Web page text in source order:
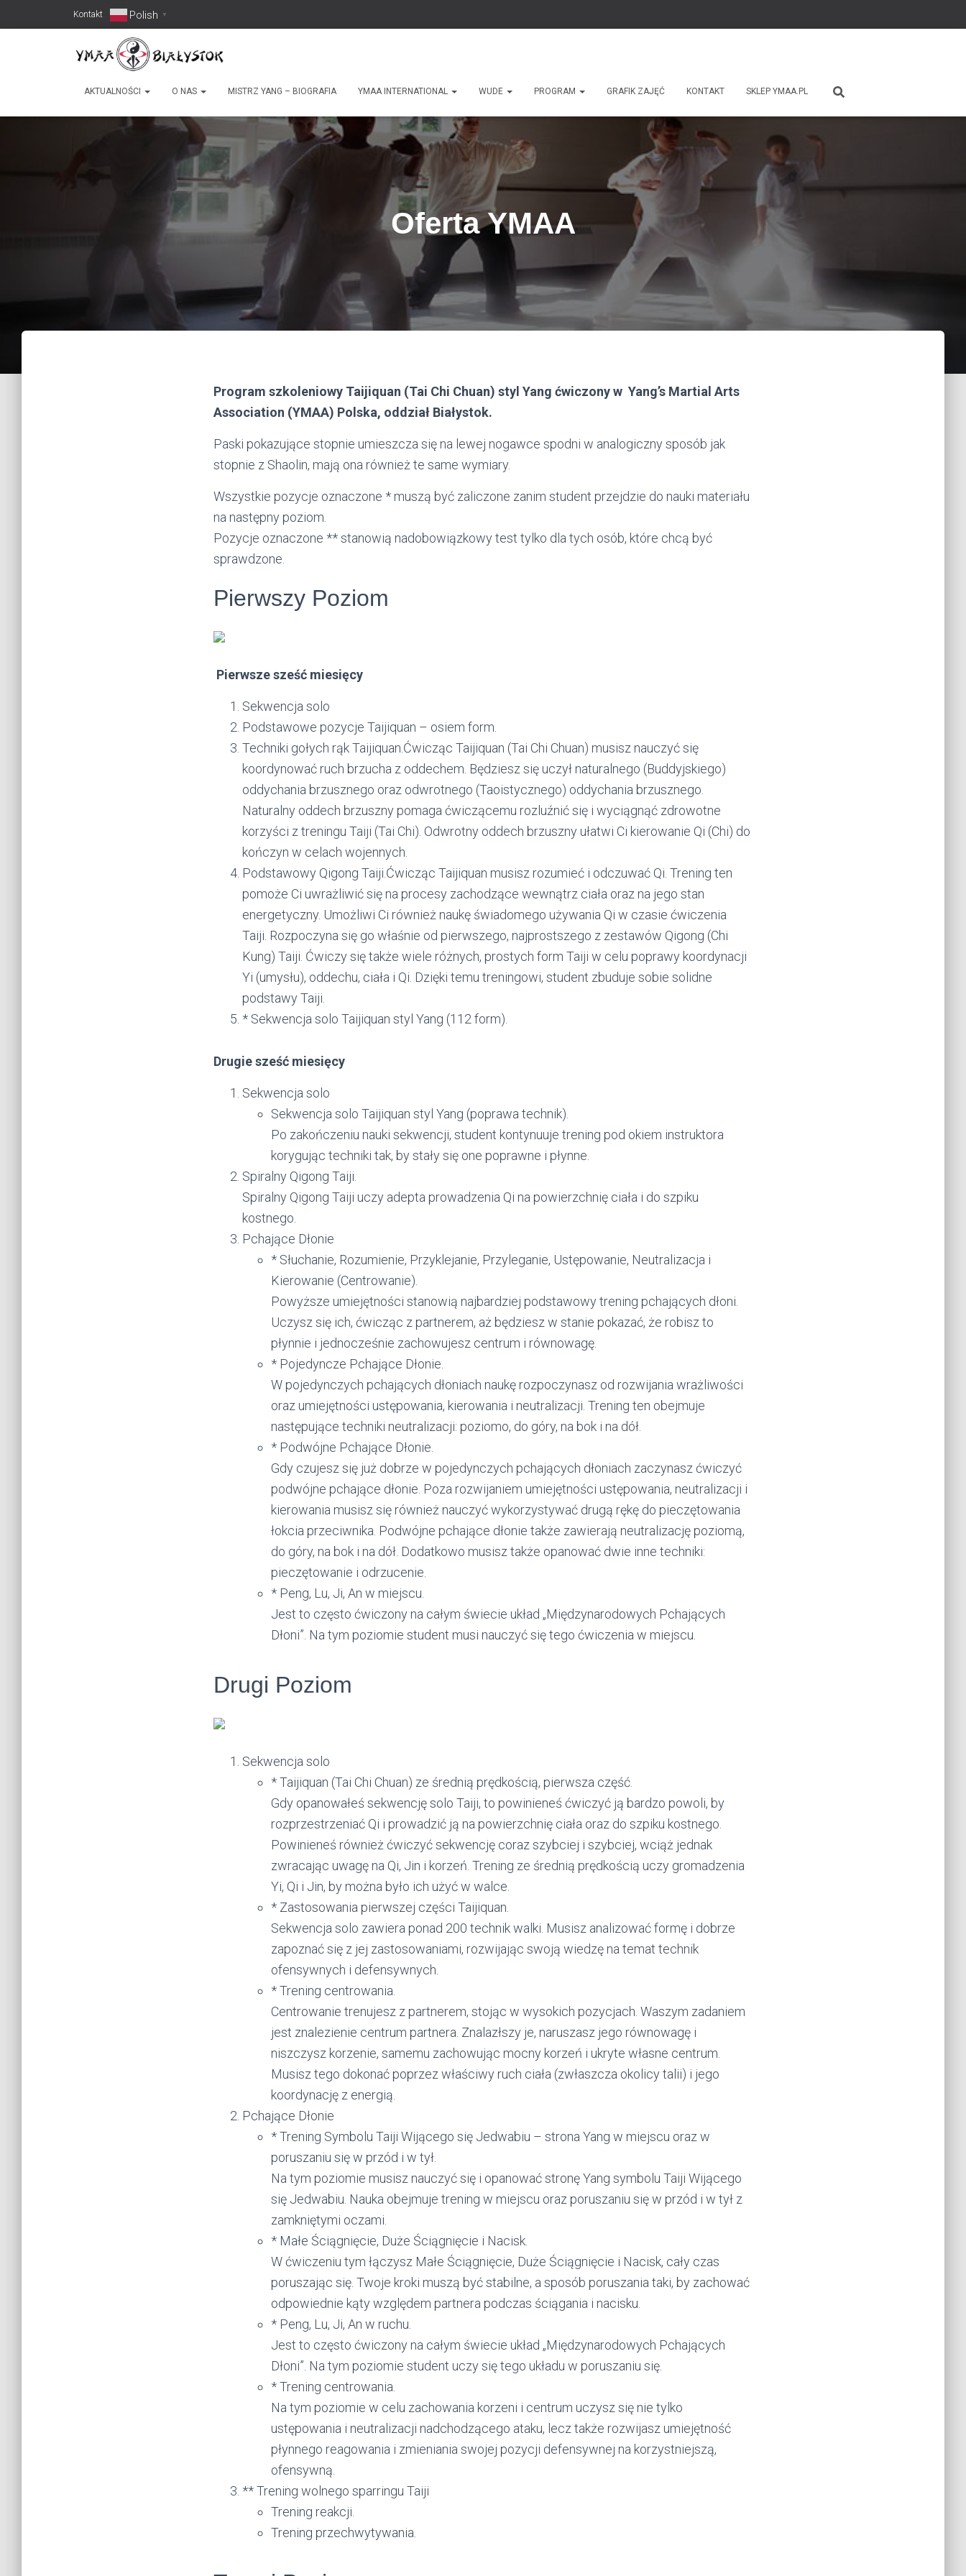
Kontakt Polish ▼
AKTUALNOŚCI O NAS MISTRZ YANG – BIOGRAFIA YMAA INTERNATIONAL WUDE PROGRAM GRAFIK ZAJĘĆ KONTAKT SKLEP YMAA.PL
Oferta YMAA
Program szkoleniowy Taijiquan (Tai Chi Chuan) styl Yang ćwiczony w Yang’s Martial Arts
Association (YMAA) Polska, oddział Białystok.
Paski pokazujące stopnie umieszcza się na lewej nogawce spodni w analogiczny sposób jak
stopnie z Shaolin, mają ona również te same wymiary.
Wszystkie pozycje oznaczone * muszą być zaliczone zanim student przejdzie do nauki materiału
na następny poziom.
Pozycje oznaczone ** stanowią nadobowiązkowy test tylko dla tych osób, które chcą być
sprawdzone.
Pierwszy Poziom
Pierwsze sześć miesięcy
Sekwencja solo
Podstawowe pozycje Taijiquan – osiem form.
Techniki gołych rąk Taijiquan.Ćwicząc Taijiquan (Tai Chi Chuan) musisz nauczyć się
koordynować ruch brzucha z oddechem. Będziesz się uczył naturalnego (Buddyjskiego)
oddychania brzusznego oraz odwrotnego (Taoistycznego) oddychania brzusznego.
Naturalny oddech brzuszny pomaga ćwiczącemu rozluźnić się i wyciągnąć zdrowotne
korzyści z treningu Taiji (Tai Chi). Odwrotny oddech brzuszny ułatwi Ci kierowanie Qi (Chi) do
kończyn w celach wojennych.
Podstawowy Qigong Taiji.Ćwicząc Taijiquan musisz rozumieć i odczuwać Qi. Trening ten
pomoże Ci uwrażliwić się na procesy zachodzące wewnątrz ciała oraz na jego stan
energetyczny. Umożliwi Ci również naukę świadomego używania Qi w czasie ćwiczenia
Taiji. Rozpoczyna się go właśnie od pierwszego, najprostszego z zestawów Qigong (Chi
Kung) Taiji. Ćwiczy się także wiele różnych, prostych form Taiji w celu poprawy koordynacji
Yi (umysłu), oddechu, ciała i Qi. Dzięki temu treningowi, student zbuduje sobie solidne
podstawy Taiji.
* Sekwencja solo Taijiquan styl Yang (112 form).
Drugie sześć miesięcy
Sekwencja solo
Sekwencja solo Taijiquan styl Yang (poprawa technik).
Po zakończeniu nauki sekwencji, student kontynuuje trening pod okiem instruktora
korygując techniki tak, by stały się one poprawne i płynne.
Spiralny Qigong Taiji.
Spiralny Qigong Taiji uczy adepta prowadzenia Qi na powierzchnię ciała i do szpiku
kostnego.
Pchające Dłonie
* Słuchanie, Rozumienie, Przyklejanie, Przyleganie, Ustępowanie, Neutralizacja i
Kierowanie (Centrowanie).
Powyższe umiejętności stanowią najbardziej podstawowy trening pchających dłoni.
Uczysz się ich, ćwicząc z partnerem, aż będziesz w stanie pokazać, że robisz to
płynnie i jednocześnie zachowujesz centrum i równowagę.
* Pojedyncze Pchające Dłonie.
W pojedynczych pchających dłoniach naukę rozpoczynasz od rozwijania wrażliwości
oraz umiejętności ustępowania, kierowania i neutralizacji. Trening ten obejmuje
następujące techniki neutralizacji: poziomo, do góry, na bok i na dół.
* Podwójne Pchające Dłonie.
Gdy czujesz się już dobrze w pojedynczych pchających dłoniach zaczynasz ćwiczyć
podwójne pchające dłonie. Poza rozwijaniem umiejętności ustępowania, neutralizacji i
kierowania musisz się również nauczyć wykorzystywać drugą rękę do pieczętowania
łokcia przeciwnika. Podwójne pchające dłonie także zawierają neutralizację poziomą,
do góry, na bok i na dół. Dodatkowo musisz także opanować dwie inne techniki:
pieczętowanie i odrzucenie.
* Peng, Lu, Ji, An w miejscu.
Jest to często ćwiczony na całym świecie układ „Międzynarodowych Pchających
Dłoni”. Na tym poziomie student musi nauczyć się tego ćwiczenia w miejscu.
Drugi Poziom
Sekwencja solo
* Taijiquan (Tai Chi Chuan) ze średnią prędkością, pierwsza część.
Gdy opanowałeś sekwencję solo Taiji, to powinieneś ćwiczyć ją bardzo powoli, by
rozprzestrzeniać Qi i prowadzić ją na powierzchnię ciała oraz do szpiku kostnego.
Powinieneś również ćwiczyć sekwencję coraz szybciej i szybciej, wciąż jednak
zwracając uwagę na Qi, Jin i korzeń. Trening ze średnią prędkością uczy gromadzenia
Yi, Qi i Jin, by można było ich użyć w walce.
* Zastosowania pierwszej części Taijiquan.
Sekwencja solo zawiera ponad 200 technik walki. Musisz analizować formę i dobrze
zapoznać się z jej zastosowaniami, rozwijając swoją wiedzę na temat technik
ofensywnych i defensywnych.
* Trening centrowania.
Centrowanie trenujesz z partnerem, stojąc w wysokich pozycjach. Waszym zadaniem
jest znalezienie centrum partnera. Znalazłszy je, naruszasz jego równowagę i
niszczysz korzenie, samemu zachowując mocny korzeń i ukryte własne centrum.
Musisz tego dokonać poprzez właściwy ruch ciała (zwłaszcza okolicy talii) i jego
koordynację z energią.
Pchające Dłonie
* Trening Symbolu Taiji Wijącego się Jedwabiu – strona Yang w miejscu oraz w
poruszaniu się w przód i w tył.
Na tym poziomie musisz nauczyć się i opanować stronę Yang symbolu Taiji Wijącego
się Jedwabiu. Nauka obejmuje trening w miejscu oraz poruszaniu się w przód i w tył z
zamkniętymi oczami.
* Małe Ściągnięcie, Duże Ściągnięcie i Nacisk.
W ćwiczeniu tym łączysz Małe Ściągnięcie, Duże Ściągnięcie i Nacisk, cały czas
poruszając się. Twoje kroki muszą być stabilne, a sposób poruszania taki, by zachować
odpowiednie kąty względem partnera podczas ściągania i nacisku.
* Peng, Lu, Ji, An w ruchu.
Jest to często ćwiczony na całym świecie układ „Międzynarodowych Pchających
Dłoni”. Na tym poziomie student uczy się tego układu w poruszaniu się.
* Trening centrowania.
Na tym poziomie w celu zachowania korzeni i centrum uczysz się nie tylko
ustępowania i neutralizacji nadchodzącego ataku, lecz także rozwijasz umiejętność
płynnego reagowania i zmieniania swojej pozycji defensywnej na korzystniejszą,
ofensywną.
** Trening wolnego sparringu Taiji
Trening reakcji.
Trening przechwytywania.